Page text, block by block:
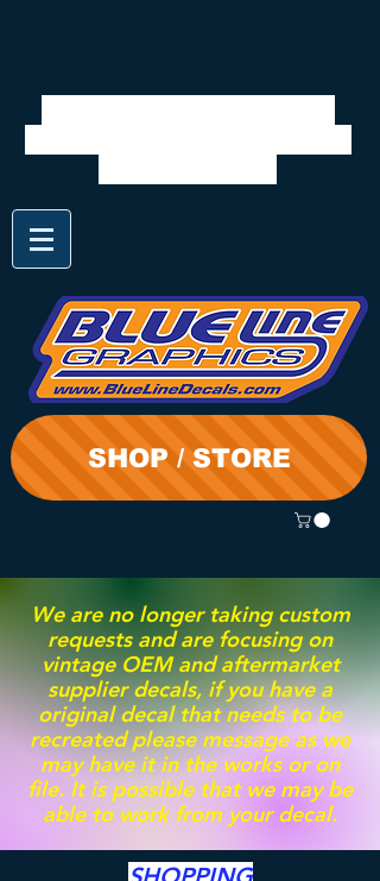
SHOP / STORE
We are no longer taking custom
requests and are focusing on
vintage OEM and aftermarket
supplier decals, if you have a
original decal that needs to be
recreated please message as we
may have it in the works or on
file. It is possible that we may be
able to work from your decal.